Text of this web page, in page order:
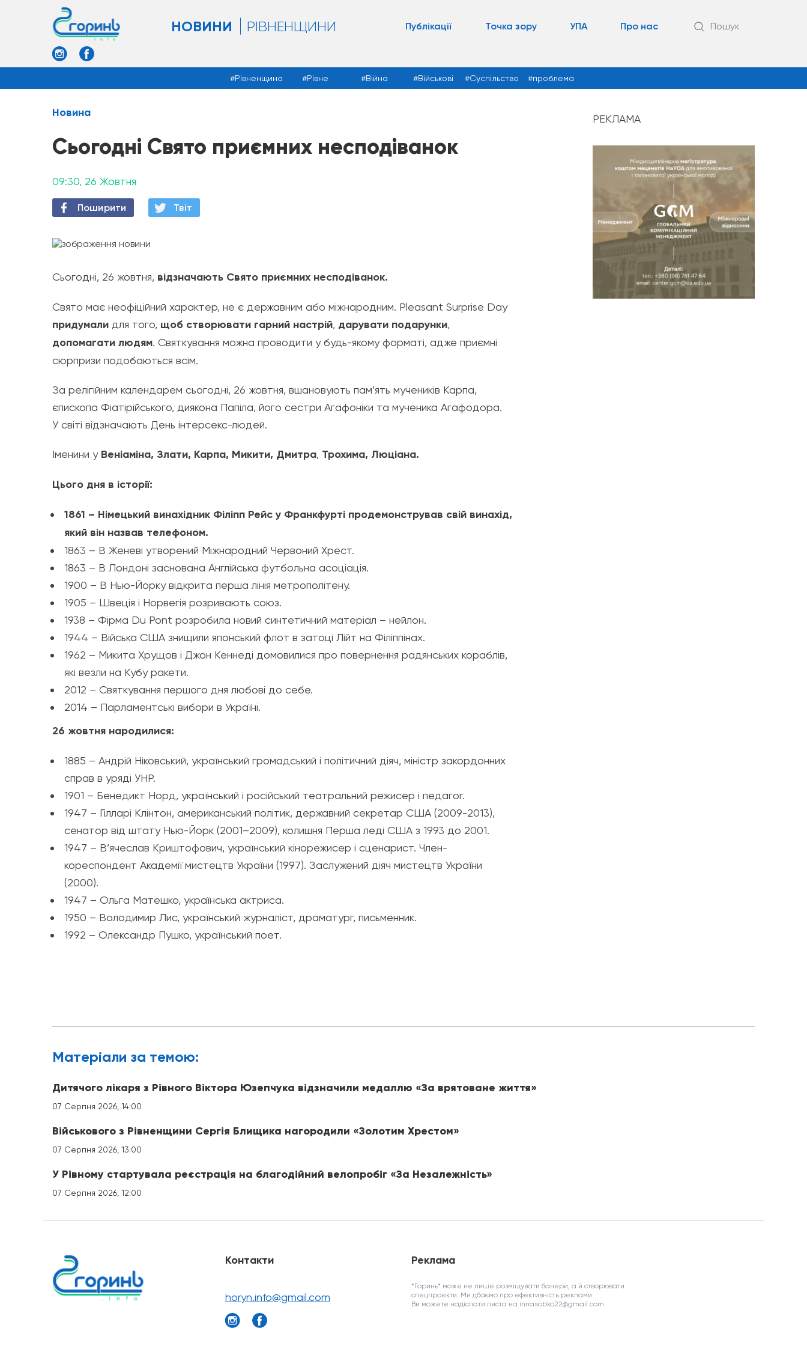
НОВИНИ РІВНЕНЩИНИ Публікації Точка зору УПА Про нас Пошук
Рівненщина Рівне Війна Військові Суспільство проблема
Новина
Сьогодні Свято приємних несподіванок
09:30, 26 Жовтня
Поширити Твiт
Сьогодні, 26 жовтня, відзначають Свято приємних несподіванок.
Свято має неофіційний характер, не є державним або міжнародним. Pleasant Surprise Day
придумали для того, щоб створювати гарний настрій, дарувати подарунки,
допомагати людям. Святкування можна проводити у будь-якому форматі, адже приємні
сюрпризи подобаються всім.
За релігійним календарем сьогодні, 26 жовтня, вшановують пам’ять мучеників Карпа,
єпископа Фіатірійського, диякона Папіла, його сестри Агафоніки та мученика Агафодора.
У світі відзначають День інтерсекс-людей.
Іменини у Веніаміна, Злати, Карпа, Микити, Дмитра, Трохима, Люціана.
Цього дня в історії:
1861 – Німецький винахідник Філіпп Рейс у Франкфурті продемонстрував свій винахід,
який він назвав телефоном.
1863 – В Женеві утворений Міжнародний Червоний Хрест.
1863 – В Лондоні заснована Англійська футбольна асоціація.
1900 – В Нью-Йорку відкрита перша лінія метрополітену.
1905 – Швеція і Норвегія розривають союз.
1938 – Фірма Du Pont розробила новий синтетичний матеріал – нейлон.
1944 – Війська США знищили японський флот в затоці Лійт на Філіппінах.
1962 – Микита Хрущов і Джон Кеннеді домовилися про повернення радянських кораблів,
які везли на Кубу ракети.
2012 – Святкування першого дня любові до себе.
2014 – Парламентські вибори в Україні.
26 жовтня народилися:
1885 – Андрій Ніковський, український громадський і політичний діяч, міністр закордонних
справ в уряді УНР.
1901 – Бенедикт Норд, український і російський театральний режисер і педагог.
1947 – Гілларі Клінтон, американський політик, державний секретар США (2009-2013),
сенатор від штату Нью-Йорк (2001–2009), колишня Перша леді США з 1993 до 2001.
1947 – В’ячеслав Криштофович, український кінорежисер і сценарист. Член-
кореспондент Академії мистецтв України (1997). Заслужений діяч мистецтв України
(2000).
1947 – Ольга Матешко, українська актриса.
1950 – Володимир Лис, український журналіст, драматург, письменник.
1992 – Олександр Пушко, український поет.
РЕКЛАМА
Матерiали за темою:
Дитячого лікаря з Рівного Віктора Юзепчука відзначили медаллю «За врятоване життя»
07 Серпня 2026, 14:00
Військового з Рівненщини Сергія Блищика нагородили «Золотим Хрестом»
07 Серпня 2026, 13:00
У Рівному стартувала реєстрація на благодійний велопробіг «За Незалежність»
07 Серпня 2026, 12:00
Контакти
horyn.info@gmail.com
Реклама
*Горинь* може не лише розміщувати банери, а й створювати
спецпроекти. Ми дбаємо про ефективність реклами.
Ви можете надіслати листа на innasobko22@gmail.com